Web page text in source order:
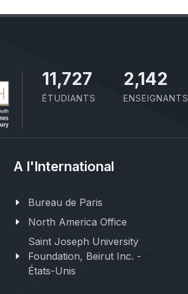
11,727
ÉTUDIANTS
2,142
ENSEIGNANTS
A l'International
Bureau de Paris
North America Office
Saint Joseph University
Foundation, Beirut Inc. -
États-Unis